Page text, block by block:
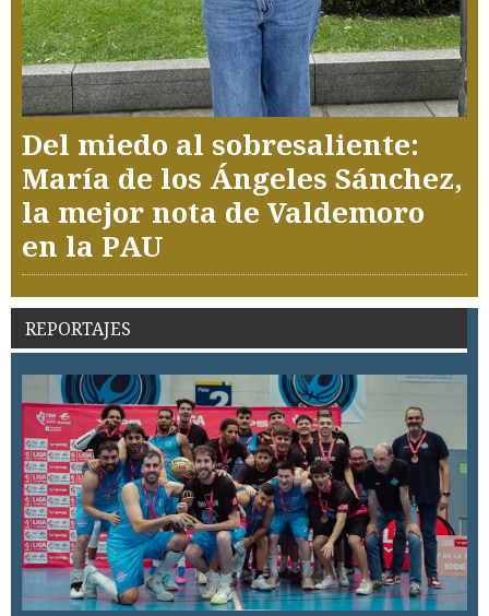
Del miedo al sobresaliente:
María de los Ángeles Sánchez,
la mejor nota de Valdemoro
en la PAU
REPORTAJES